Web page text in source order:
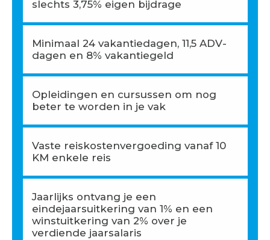
slechts 3,75% eigen bijdrage
Minimaal 24 vakantiedagen, 11,5 ADV-
dagen en 8% vakantiegeld
Opleidingen en cursussen om nog
beter te worden in je vak
Vaste reiskostenvergoeding vanaf 10
KM enkele reis
Jaarlijks ontvang je een
eindejaarsuitkering van 1% en een
winstuitkering van 2% over je
verdiende jaarsalaris